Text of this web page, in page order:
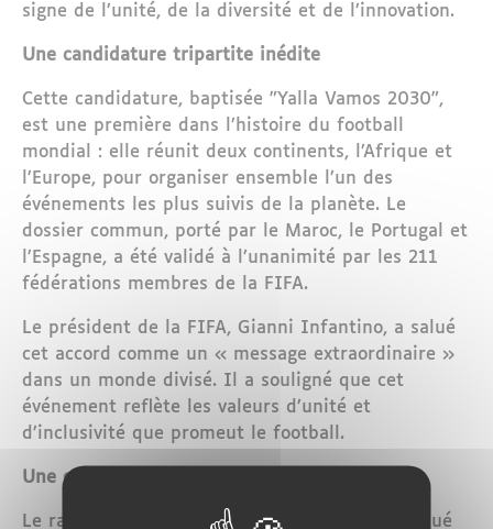
signe de l’unité, de la diversité et de l’innovation.
Une candidature tripartite inédite
Cette candidature, baptisée "Yalla Vamos 2030",
est une première dans l’histoire du football
mondial : elle réunit deux continents, l’Afrique et
l’Europe, pour organiser ensemble l’un des
événements les plus suivis de la planète. Le
dossier commun, porté par le Maroc, le Portugal et
l’Espagne, a été validé à l’unanimité par les 211
fédérations membres de la FIFA.
Le président de la FIFA, Gianni Infantino, a salué
cet accord comme un « message extraordinaire »
dans un monde divisé. Il a souligné que cet
événement reflète les valeurs d’unité et
d’inclusivité que promeut le football.
Une organisation solide et ambitieuse
Le rapport d’évaluation de la FIFA, qui a attribué